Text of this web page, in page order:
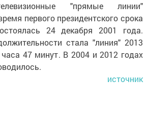
"прямые линии"
первого президентского срока
24 декабря 2001 года.
стала "линия" 2013
47 минут. В 2004 и 2012 годах
источник